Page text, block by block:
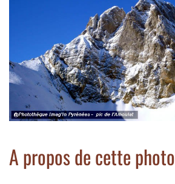
A propos de cette photo